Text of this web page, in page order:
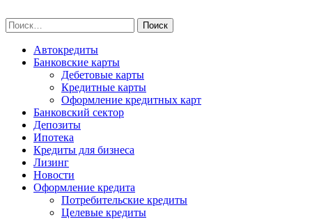
to
content
Найти:
Автокредиты
Банковские карты
Дебетовые карты
Кредитные карты
Оформление кредитных карт
Банковский сектор
Депозиты
Ипотека
Кредиты для бизнеса
Лизинг
Новости
Оформление кредита
Потребительские кредиты
Целевые кредиты